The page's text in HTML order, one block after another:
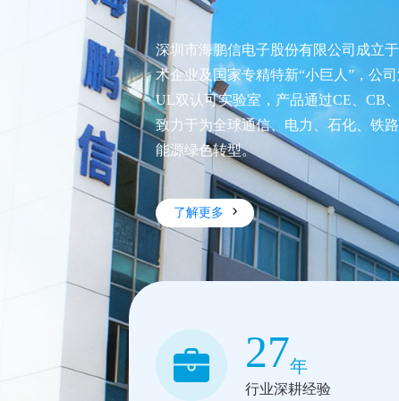
深圳市海鹏信电子股份有限公司成立
术企业及国家专精特新“小巨人”，公
UL双认可实验室，产品通过CE、CB
致力于为全球通信、电力、石化、铁
能源绿色转型。
了解更多
27年
行业深耕经验